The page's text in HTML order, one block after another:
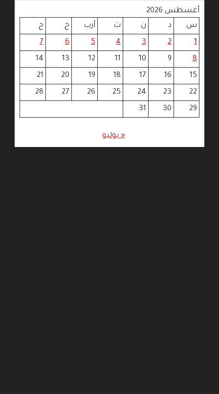
أغسطس 2026
س
د ن ث أرب خ
ج
1
2
3
4
5
6
7
8
9
10
11
12
13
14
15
16
17
18
19
20
21
22
23
24
25
26
27
28
29
30
31
« يوليو